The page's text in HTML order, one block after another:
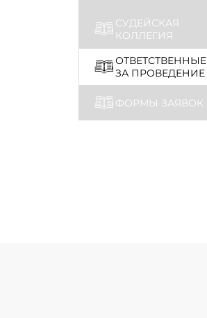
СУДЕЙСКАЯ
КОЛЛЕГИЯ
ОТВЕТСТВЕННЫЕ
ЗА ПРОВЕДЕНИЕ
ФОРМЫ ЗАЯВОК